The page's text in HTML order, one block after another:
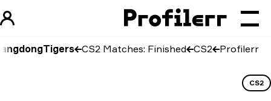
Profilerr
CS2
CS2 Matches: Finished GuangdongTigers לעומת Maximum Ego